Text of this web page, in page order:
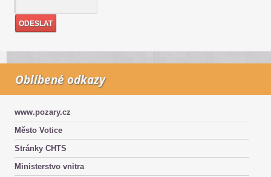
Oblíbené odkazy
www.pozary.cz
Město Votice
Stránky CHTS
Ministerstvo vnitra